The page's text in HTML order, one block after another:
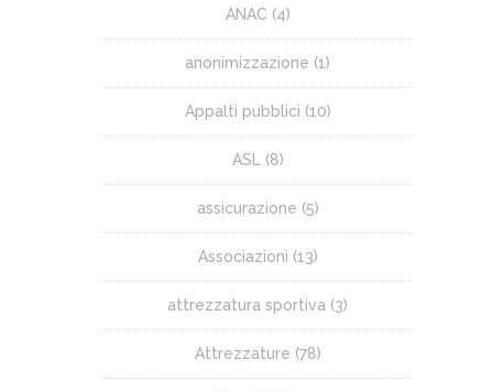
ANAC (4)
anonimizzazione (1)
Appalti pubblici (10)
ASL (8)
assicurazione (5)
Associazioni (13)
attrezzatura sportiva (3)
Attrezzature (78)